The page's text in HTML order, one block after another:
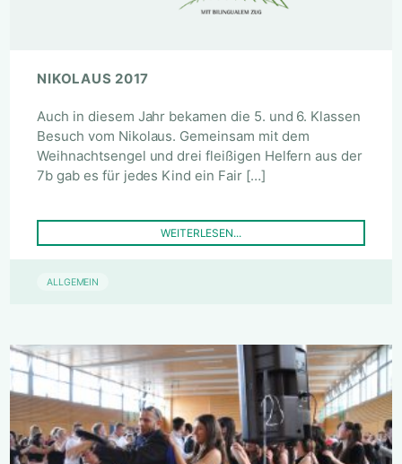
NIKOLAUS 2017
Auch in diesem Jahr bekamen die 5. und 6. Klassen
Besuch vom Nikolaus. Gemeinsam mit dem
Weihnachtsengel und drei fleißigen Helfern aus der
7b gab es für jedes Kind ein Fair […]
WEITERLESEN...
ALLGEMEIN